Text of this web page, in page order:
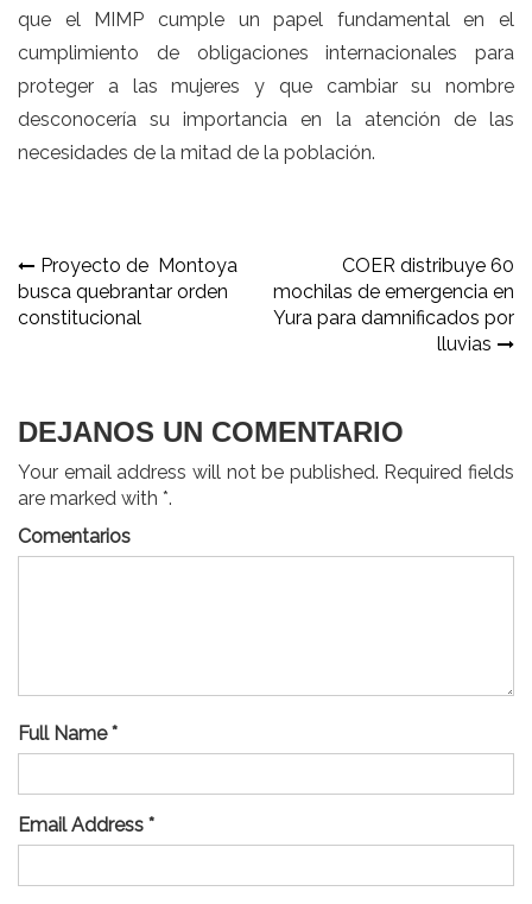
que el MIMP cumple un papel fundamental en el
cumplimiento de obligaciones internacionales para
proteger a las mujeres y que cambiar su nombre
desconocería su importancia en la atención de las
necesidades de la mitad de la población.
Navegación
de
Proyecto de Montoya
busca quebrantar orden
constitucional
COER distribuye 60
mochilas de emergencia en
Yura para damnificados por
lluvias
DEJANOS UN COMENTARIO
Your email address will not be published. Required fields
are marked with *.
Comentarios
Full Name *
Email Address *